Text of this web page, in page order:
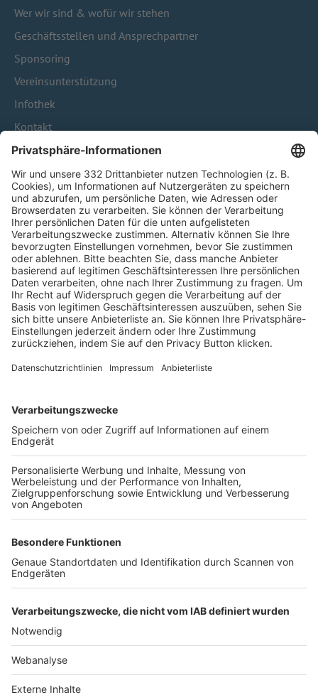
Wer wir sind & wofür wir stehen
Geschäftsstellen und Ansprechpartner
Sponsoring
Vereinsunterstützung
Infothek
Kontakt
HÄUFIG BESUCHTE SEITEN
Pässe und Vereinswechsel
Trainerausbildung
Schulungsangebot Vereinsmitarbeiter
BFV-Geschäftsstellen
Trainerbörse
Login SpielPlus
FOLGE DEM BFV
TOP-VEREINE
TOP-PARTNER
Nutzungsbedingungen Datenschutz Impressum